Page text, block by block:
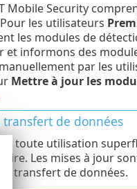
Mobile Security
les utilisateurs
les modules de
et informons des
par les
Mettre à jour les
transfert de données
toute utilisation
Les mises à jour
de transfert de données.